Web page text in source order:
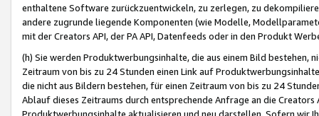
enthaltene Software zurückzuentwickeln, zu zerlegen, zu
andere zugrunde liegende Komponenten (wie Modelle,
mit der Creators API, der PA API, Datenfeeds oder in den Produkt
(h) Sie werden Produktwerbungsinhalte, die aus einem Bild bestehen,
Zeitraum von bis zu 24 Stunden einen Link auf
die nicht aus Bildern bestehen, für einen Zeitraum von bis zu 24
Ablauf dieses Zeitraums durch entsprechende Anfrage an die
Produktwerbungsinhalte aktualisieren und neu darstellen. Sofern wir